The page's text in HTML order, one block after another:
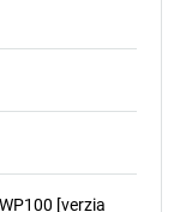
[verzia